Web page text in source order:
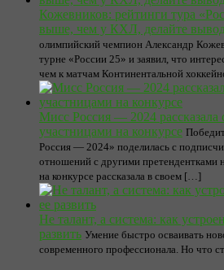
Кожевников: рейтинги тура
выше, чем у КХЛ, делайте
олимпийский чемпион Александр
турне «России 25» и заявил, что
чем к матчам Континентальной
Мисс Россия — 2024
участницами на конкурсе
Россия — 2024» поделилась с
отношений с другими претендентками
на конкурсе рассказала в своем […]
Не талант, а система: как
развить Умение быстро осваивать
современного профессионала. Но что